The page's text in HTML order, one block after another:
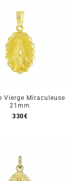
Vierge Miraculeuse
21mm
330€